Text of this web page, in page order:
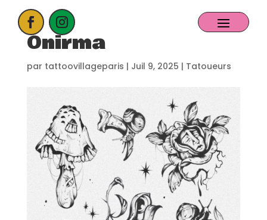
ACCUEIL
PROCHAIN EVENT
CANDIDATER
NOS EXPOSANTS
CONTACT
PARTENAIRES
Onirma
par tattoovillageparis | Juil 9, 2025 | Tatoueurs